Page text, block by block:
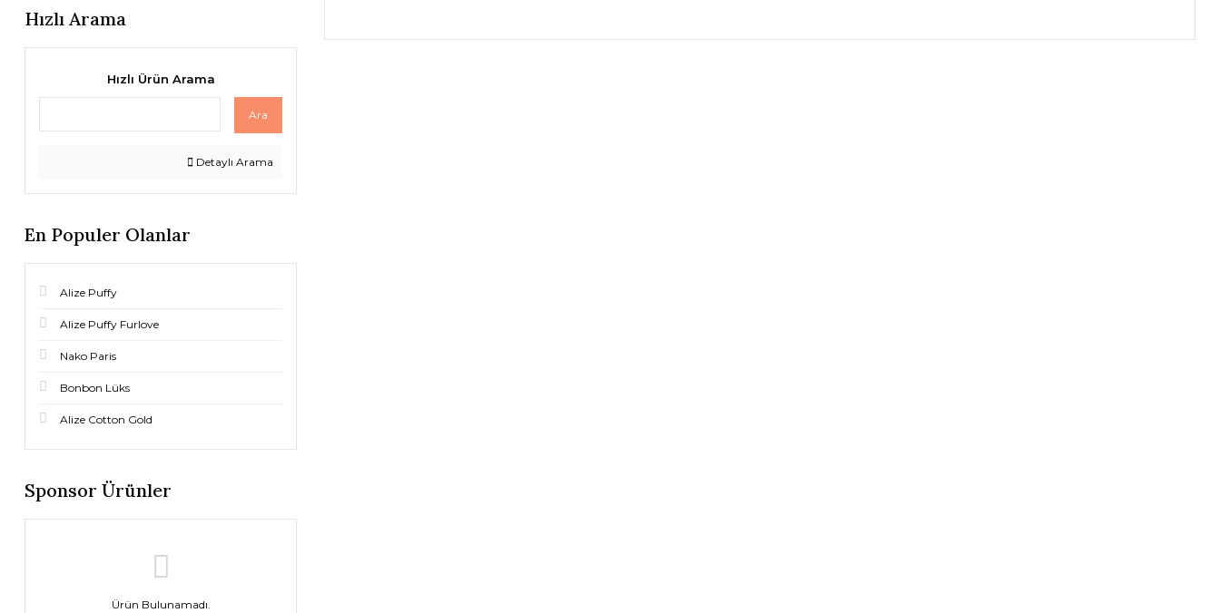
Hızlı Arama
Hızlı Ürün Arama
Ara
Detaylı Arama
En Populer Olanlar
Alize Puffy
Alize Puffy Furlove
Nako Paris
Bonbon Lüks
Alize Cotton Gold
Sponsor Ürünler
Ürün Bulunamadı.